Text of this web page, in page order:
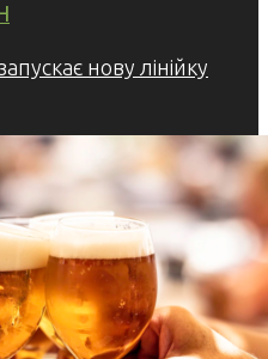
нову лінійку